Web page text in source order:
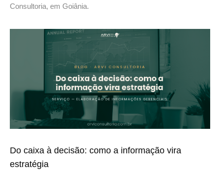
Consultoria, em Goiânia.
Do caixa à decisão: como a informação vira
estratégia